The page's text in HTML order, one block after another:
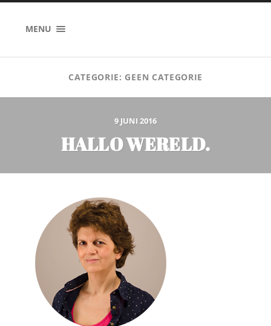
MENU
CATEGORIE: GEEN CATEGORIE
9 JUNI 2016
HALLO WERELD.